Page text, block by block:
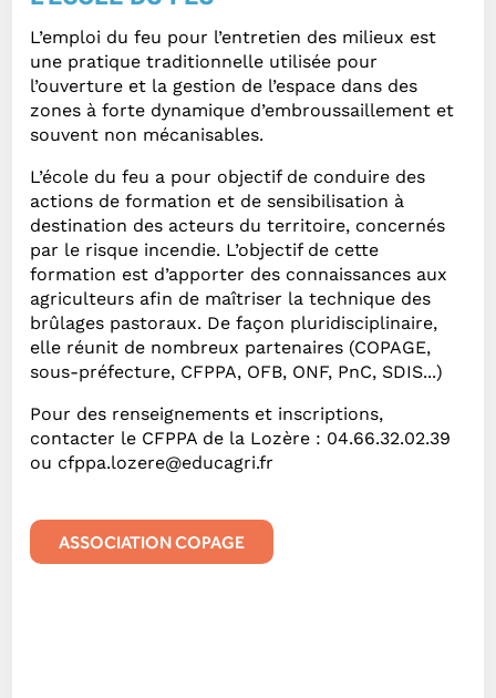
L’emploi du feu pour l’entretien des milieux est
une pratique traditionnelle utilisée pour
l’ouverture et la gestion de l’espace dans des
zones à forte dynamique d’embroussaillement et
souvent non mécanisables.
L’école du feu a pour objectif de conduire des
actions de formation et de sensibilisation à
destination des acteurs du territoire, concernés
par le risque incendie. L’objectif de cette
formation est d’apporter des connaissances aux
agriculteurs afin de maîtriser la technique des
brûlages pastoraux. De façon pluridisciplinaire,
elle réunit de nombreux partenaires (COPAGE,
sous-préfecture, CFPPA, OFB, ONF, PnC, SDIS...)
Pour des renseignements et inscriptions,
contacter le CFPPA de la Lozère : 04.66.32.02.39
ou cfppa.lozere@educagri.fr
ASSOCIATION COPAGE